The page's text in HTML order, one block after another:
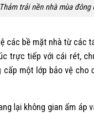
Thảm trải nền nhà mùa đông
các bề mặt nhà từ các
trực tiếp với cái rét,
một lớp bảo vệ cho
lại không gian ấm áp